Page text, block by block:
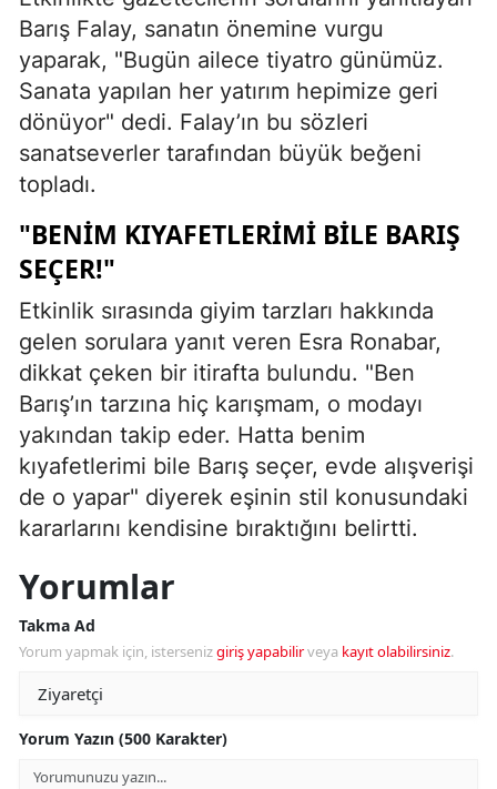
Barış Falay, sanatın önemine vurgu
yaparak, "Bugün ailece tiyatro günümüz.
Sanata yapılan her yatırım hepimize geri
dönüyor" dedi. Falay’ın bu sözleri
sanatseverler tarafından büyük beğeni
topladı.
"BENIM KIYAFETLERIMI BILE BARIŞ
SEÇER!"
Etkinlik sırasında giyim tarzları hakkında
gelen sorulara yanıt veren Esra Ronabar,
dikkat çeken bir itirafta bulundu. "Ben
Barış’ın tarzına hiç karışmam, o modayı
yakından takip eder. Hatta benim
kıyafetlerimi bile Barış seçer, evde alışverişi
de o yapar" diyerek eşinin stil konusundaki
kararlarını kendisine bıraktığını belirtti.
Yorumlar
Takma Ad
Yorum yapmak için, istersenizgiriş yapabilirveya kayıt olabilirsiniz.
Yorum Yazın (500 Karakter)